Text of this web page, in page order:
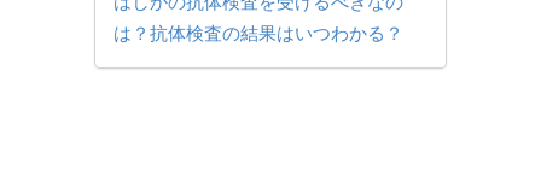
は？抗体検査の結果はいつわかる？